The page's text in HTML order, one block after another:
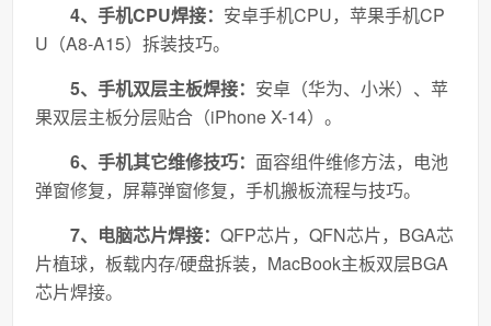
4、手机CPU焊接： 安卓手机CPU，苹果手机CP
U（A8-A15）拆装技巧。
5、手机双层主板焊接： 安卓（华为、小米）、苹
果双层主板分层贴合（iPhone X-14）。
6、手机其它维修技巧： 面容组件维修方法，电池
弹窗修复，屏幕弹窗修复，手机搬板流程与技巧。
7、电脑芯片焊接：QFP芯片，QFN芯片，BGA芯
片植球，板载内存/硬盘拆装，MacBook主板双层BGA
芯片焊接。